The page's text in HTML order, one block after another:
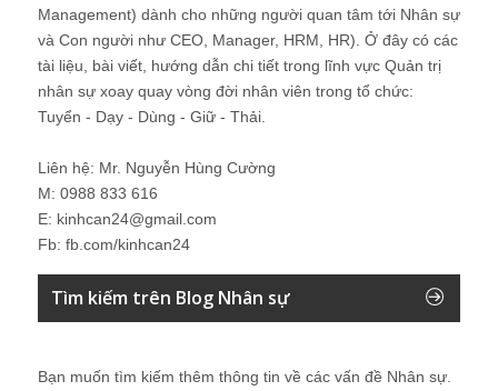
Management) dành cho những người quan tâm tới Nhân sự
và Con người như CEO, Manager, HRM, HR). Ở đây có các
tài liệu, bài viết, hướng dẫn chi tiết trong lĩnh vực Quản trị
nhân sự xoay quay vòng đời nhân viên trong tổ chức:
Tuyển - Dạy - Dùng - Giữ - Thải.
Liên hệ: Mr. Nguyễn Hùng Cường
M: 0988 833 616
E: kinhcan24@gmail.com
Fb: fb.com/kinhcan24
Tìm kiếm trên Blog Nhân sự
Bạn muốn tìm kiếm thêm thông tin về các vấn đề Nhân sự